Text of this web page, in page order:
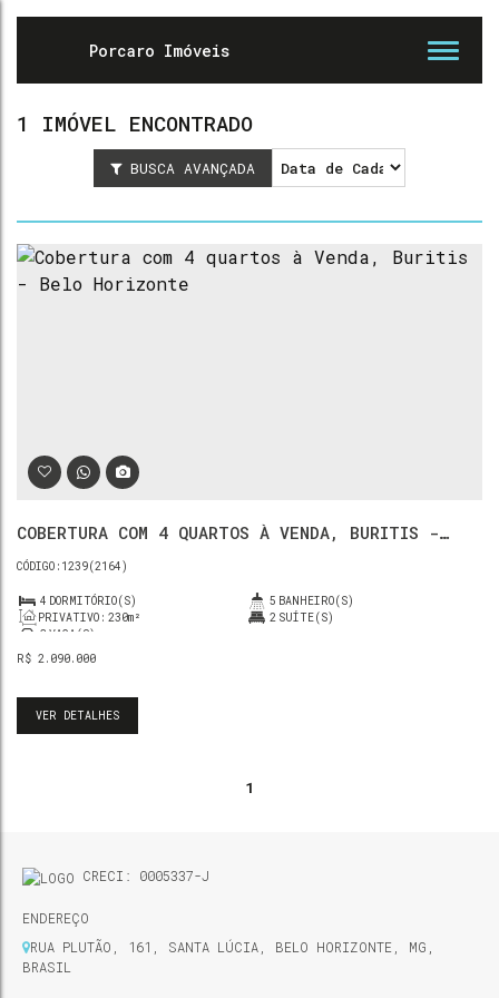
1 IMÓVEL ENCONTRADO
BUSCA AVANÇADA
COBERTURA COM 4 QUARTOS À VENDA, BURITIS -
R$ 2.090.000
1239(2164)
4 DORMITÓRIO(S) 5 BANHEIRO(S)
PRIVATIVO: 230m² 2 SUÍTE(S)
3 VAGA(S)
VER DETALHES
1
CRECI: 0005337-J
ENDEREÇO
RUA PLUTÃO
161 SANTA LÚCIA BELO HORIZONTE MG
BRASIL